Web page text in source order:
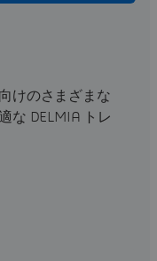
けのさまざまな
な DELMIA トレ